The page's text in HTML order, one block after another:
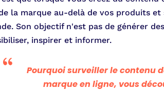
la marque au-delà de vos produits et
Son objectif n'est pas de générer
inspirer et informer.
Pourquoi surveiller le contenu
marque en ligne, vous